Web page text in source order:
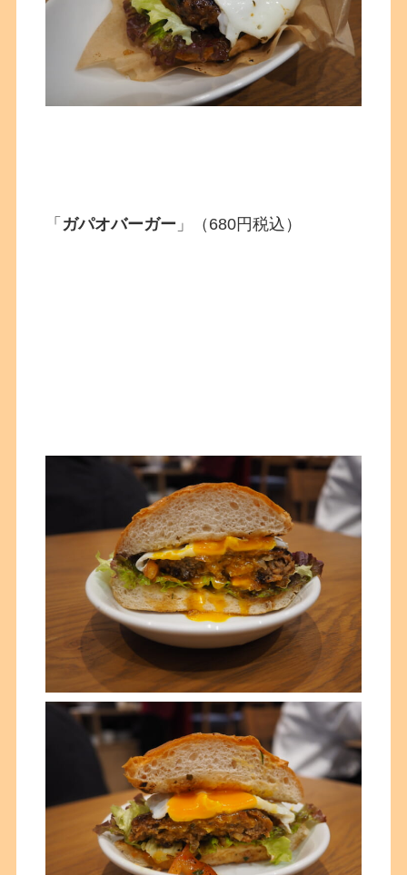
「 ガパオバーガー 」（680円税込）